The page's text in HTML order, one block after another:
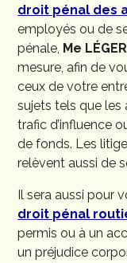
droit pénal des
employés ou de
pénale, Me LÉGER
mesure, afin de
ceux de votre
sujets tels que les
trafic d’influence
de fonds. Les
relèvent aussi de
Il sera aussi pour
droit pénal
permis ou à un
un préjudice